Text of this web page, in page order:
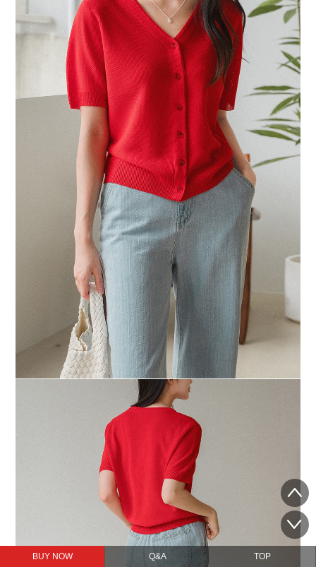
BUY NOW Q&A TOP